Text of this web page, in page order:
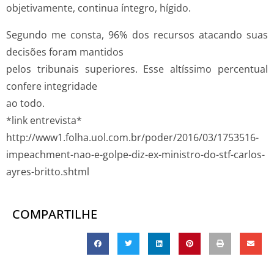
objetivamente, continua íntegro, hígido.
Segundo me consta, 96% dos recursos atacando suas
decisões foram mantidos
pelos tribunais superiores. Esse altíssimo percentual
confere integridade
ao todo.
*link entrevista*
http://www1.folha.uol.com.br/poder/2016/03/1753516-
impeachment-nao-e-golpe-diz-ex-ministro-do-stf-carlos-
ayres-britto.shtml
COMPARTILHE